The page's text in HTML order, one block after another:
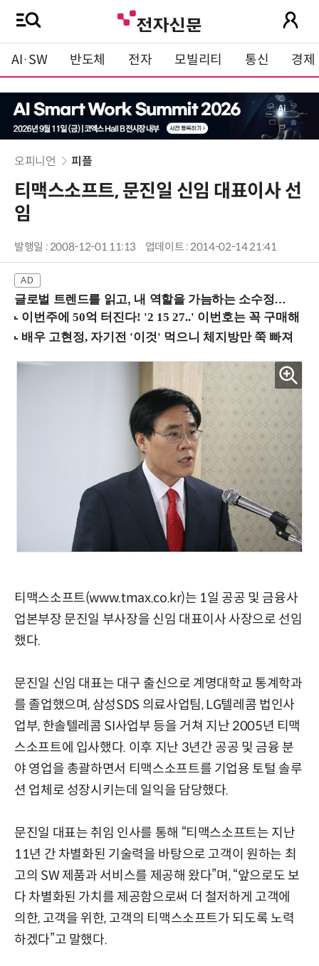
AI·SW 반도체 전자 모빌리티 통신 경제
오피니언 피플
티맥스소프트, 문진일 신임 대표이사 선
임
발행일 : 2008-12-01 11:13 업데이트 : 2014-02-14 21:41
글로벌 트렌드를 읽고, 내 역할을 가늠하는 소수정예 실습 워크숍 (8/28 신논현역)
티맥스소프트(www.tmax.co.kr)는 1일 공공 및 금융사
업본부장 문진일 부사장을 신임 대표이사 사장으로 선임
했다.
문진일 신임 대표는 대구 출신으로 계명대학교 통계학과
를 졸업했으며, 삼성SDS 의료사업팀, LG텔레콤 법인사
업부, 한솔텔레콤 SI사업부 등을 거쳐 지난 2005년 티맥
스소프트에 입사했다. 이후 지난 3년간 공공 및 금융 분
야 영업을 총괄하면서 티맥스소프트를 기업용 토털 솔루
션 업체로 성장시키는데 일익을 담당했다.
문진일 대표는 취임 인사를 통해 “티맥스소프트는 지난
11년 간 차별화된 기술력을 바탕으로 고객이 원하는 최
고의 SW 제품과 서비스를 제공해 왔다”며, “앞으로도 보
다 차별화된 가치를 제공함으로써 더 철저하게 고객에
의한, 고객을 위한, 고객의 티맥스소프트가 되도록 노력
하겠다”고 말했다.